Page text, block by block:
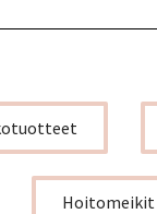
Hoitomeikit